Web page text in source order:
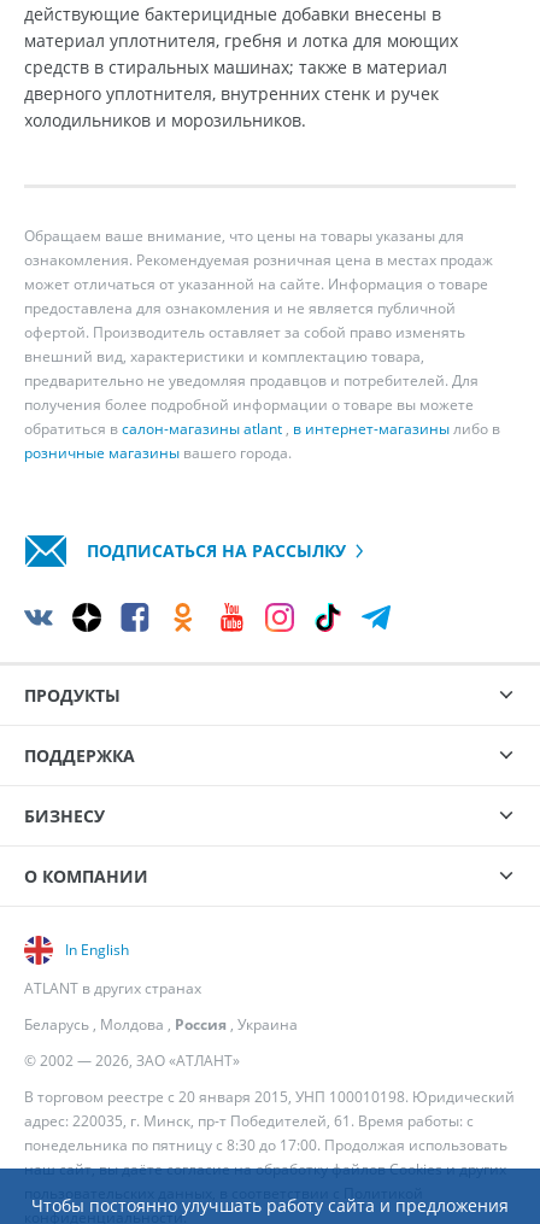
Чтобы постоянно улучшать работу сайта и предложения
действующие бактерицидные добавки внесены в
материал уплотнителя, гребня и лотка для моющих
средств в стиральных машинах; также в материал
дверного уплотнителя, внутренних стенк и ручек
холодильников и морозильников.
Обращаем ваше внимание, что цены на товары указаны для
ознакомления. Рекомендуемая розничная цена в местах продаж
может отличаться от указанной на сайте. Информация о товаре
предоставлена для ознакомления и не является публичной
офертой. Производитель оставляет за собой право изменять
внешний вид, характеристики и комплектацию товара,
предварительно не уведомляя продавцов и потребителей. Для
получения более подробной информации о товаре вы можете
обратиться всалон-магазины atlant , в интернет-магазинылибо в
розничные магазины вашего города.
ПОДПИСАТЬСЯ НА РАССЫЛКУ
ПРОДУКТЫ
ПОДДЕРЖКА
БИЗНЕСУ
О КОМПАНИИ
© 2002 — 2026, ЗАО «АТЛАНТ»
В торговом реестре с 20 января 2015, УНП 100010198. Юридический
адрес: 220035, г. Минск, пр-т Победителей, 61. Время работы: с
понедельника по пятницу с 8:30 до 17:00. Продолжая использовать
наш сайт, вы даёте согласие на обработку файлов Cookies и других
конфиденциальности.
In English
ATLANT в других странах
Беларусь , Молдова , Россия , Украина